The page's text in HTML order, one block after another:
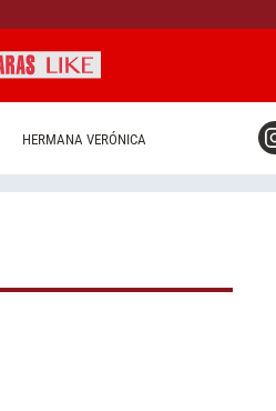
HERMANA VERÓNICA